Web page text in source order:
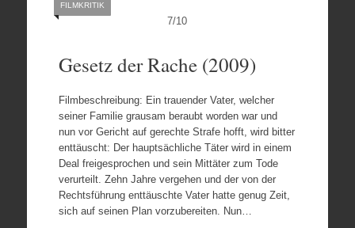
7/10
FILMKRITIK
Gesetz der Rache (2009)
Filmbeschreibung: Ein trauender Vater, welcher
seiner Familie grausam beraubt worden war und
nun vor Gericht auf gerechte Strafe hofft, wird bitter
enttäuscht: Der hauptsächliche Täter wird in einem
Deal freigesprochen und sein Mittäter zum Tode
verurteilt. Zehn Jahre vergehen und der von der
Rechtsführung enttäuschte Vater hatte genug Zeit,
sich auf seinen Plan vorzubereiten. Nun…